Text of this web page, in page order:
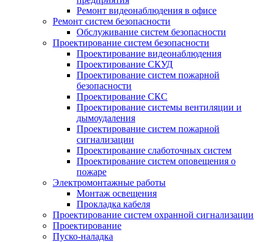
Ремонт видеонаблюдения в офисе
Ремонт систем безопасности
Обслуживание систем безопасности
Проектирование систем безопасности
Проектирование видеонаблюдения
Проектирование СКУД
Проектирование систем пожарной
безопасности
Проектирование СКС
Проектирование системы вентиляции и
дымоудаления
Проектирование систем пожарной
сигнализации
Проектирование слаботочных систем
Проектирование систем оповещения о
пожаре
Электромонтажные работы
Монтаж освещения
Прокладка кабеля
Проектирование систем охранной сигнализации
Проектирование
Пуско-наладка